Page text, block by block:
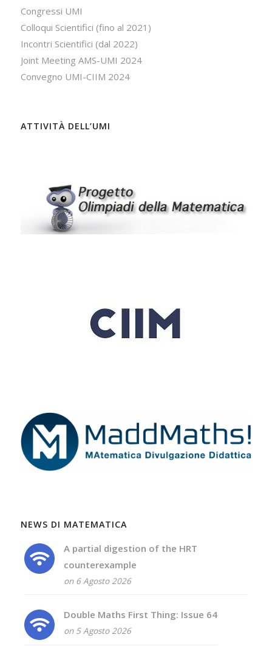
Congressi UMI
Colloqui Scientifici (fino al 2021)
Incontri Scientifici (dal 2022)
Joint Meeting AMS-UMI 2024
Convegno UMI-CIIM 2024
ATTIVITÀ DELL’UMI
NEWS DI MATEMATICA
A partial digestion of the HRT
counterexample
on 6 Agosto 2026
Double Maths First Thing: Issue 64
on 5 Agosto 2026